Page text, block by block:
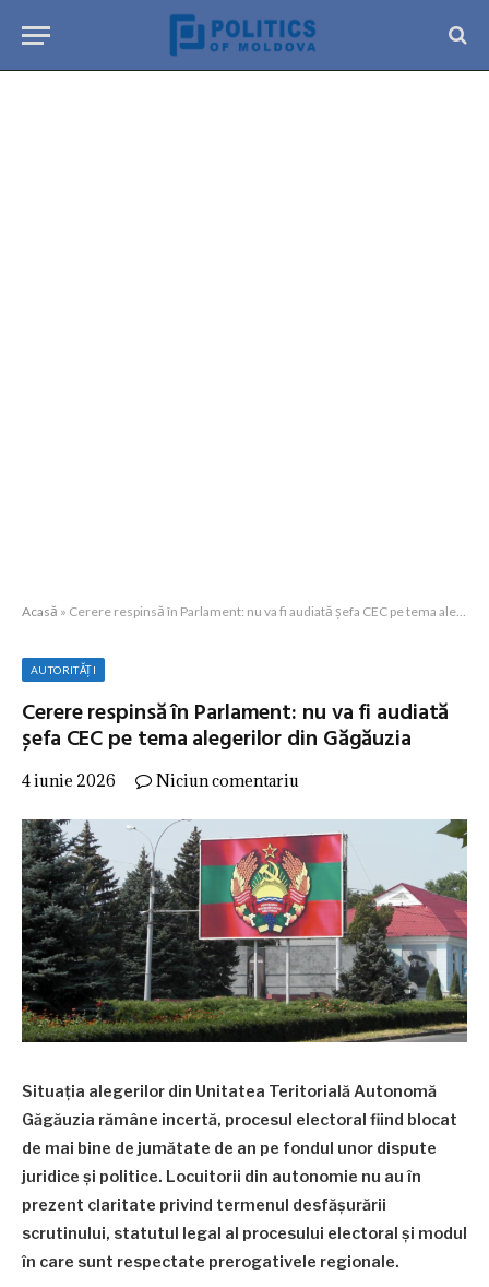
Acasă » Cerere respinsă în Parlament: nu va fi audiată șefa CEC pe tema alegerilor din Găgăuzia
AUTORITĂȚI
Cerere respinsă în Parlament: nu va fi audiată
șefa CEC pe tema alegerilor din Găgăuzia
4 iunie 2026 Niciun comentariu
Situația alegerilor din Unitatea Teritorială Autonomă
Găgăuzia rămâne incertă, procesul electoral fiind blocat
de mai bine de jumătate de an pe fondul unor dispute
juridice și politice. Locuitorii din autonomie nu au în
prezent claritate privind termenul desfășurării
scrutinului, statutul legal al procesului electoral și modul
în care sunt respectate prerogativele regionale.